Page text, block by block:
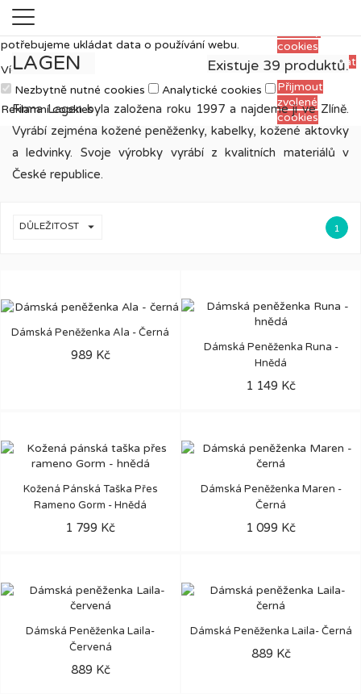
Měříme, ladíme a vylepšujeme, aby pro vás
prohlížení webu bylo co nejpříjemnější. Proto si
potřebujeme ukládat data o používání webu.
Více informací
cookies
Personalizovat
Nezbytně nutné cookies
Analytické cookies
Reklamní cookies
Přijmout
zvolené
cookies
LAGEN Existuje 39 produktů.
Firma Lagen byla založena roku 1997 a najdeme ji ve Zlíně.
Vyrábí zejména kožené peněženky, kabelky, kožené aktovky
a ledvinky. Svoje výrobky vyrábí z kvalitních materiálů v
České republice.
DŮLEŽITOST  1
Dámská Peněženka Ala - Černá
989 Kč
Dámská Peněženka Runa -
Hnědá
1 149 Kč
Kožená Pánská Taška Přes
Rameno Gorm - Hnědá
1 799 Kč
Dámská Peněženka Maren -
Černá
1 099 Kč
Dámská Peněženka Laila-
Červená
889 Kč
Dámská Peněženka Laila- Černá
889 Kč